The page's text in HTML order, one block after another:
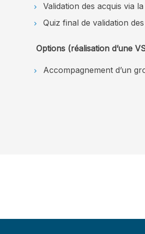
Validation des acquis via
Quiz final de validation
Options (réalisation d’une
Accompagnement d’un